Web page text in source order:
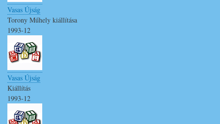
Vasas Újság
Torony Műhely kiállítása
1993-12
Vasas Újság
Kiállítás
1993-12